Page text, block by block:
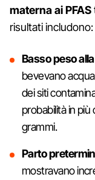
materna ai PFAS
risultati includono:
Basso peso
bevevano
dei siti
probabilità in
grammi.
Parto
mostravano